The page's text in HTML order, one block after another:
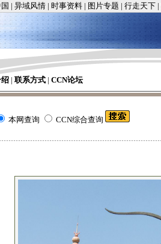
| 异域风情 | 时事资料 | 图片专题 | 行走天下 |
| 联系方式 | CCN论坛
本网查询 CCN综合查询